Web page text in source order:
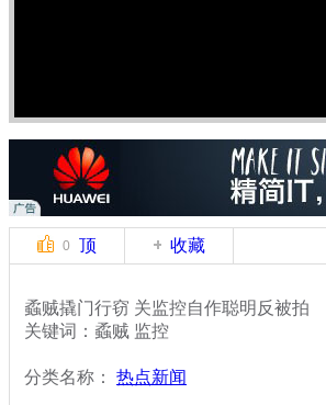
0 顶 收藏
蟊贼撬门行窃 关监控自作聪明反被拍
关键词：蟊贼 监控
分类名称： 热点新闻